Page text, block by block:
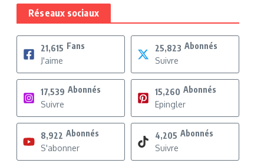
Réseaux sociaux
21,615 Fans
J'aime
25,823 Abonnés
Suivre
17,539 Abonnés
Suivre
15,260 Abonnés
Epingler
8,922 Abonnés
S'abonner
4,205 Abonnés
Suivre